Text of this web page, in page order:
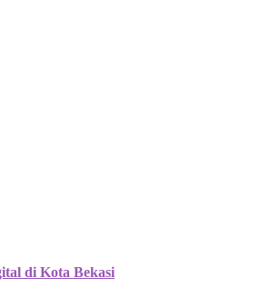
di Kota Bekasi